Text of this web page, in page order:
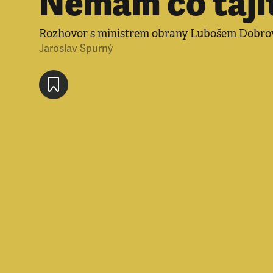
Rozhovor s ministrem obrany Lubošem
Jaroslav Spurný